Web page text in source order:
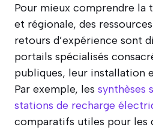
Pour mieux comprendre la
et régionale, des
retours d’expérience sont
portails spécialisés
publiques, leur installation
Par exemple, les synthèses
stations de recharge
comparatifs utiles pour les